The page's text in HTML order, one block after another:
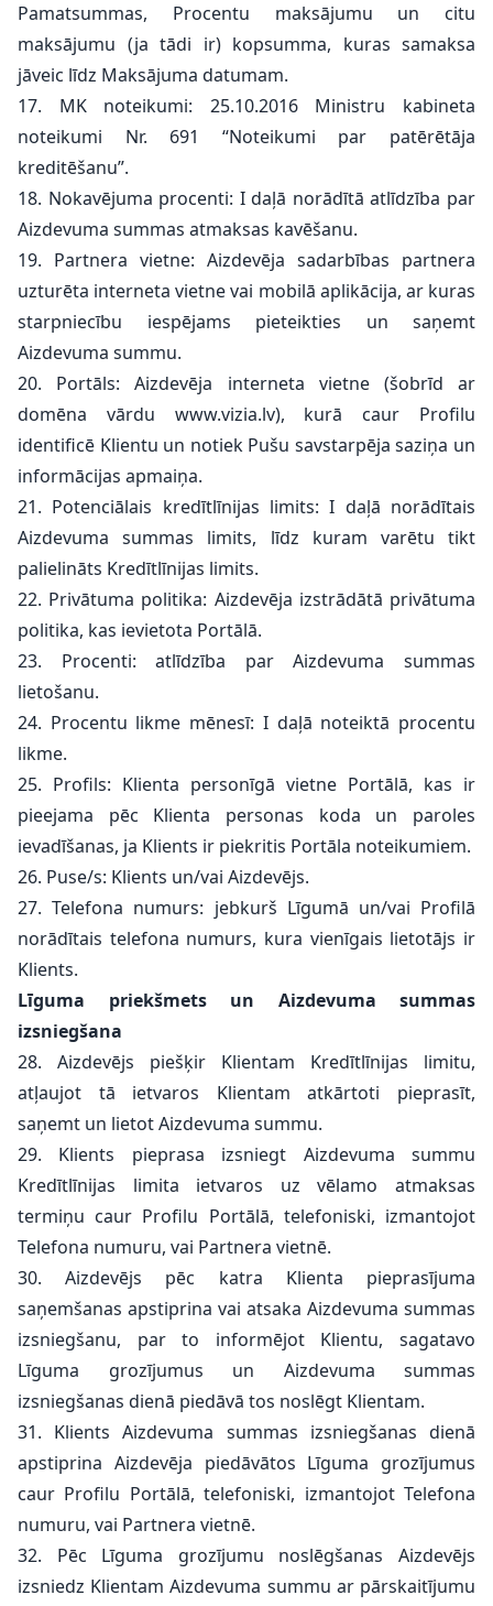
Pamatsummas, Procentu maksājumu un citu
maksājumu (ja tādi ir) kopsumma, kuras samaksa
jāveic līdz Maksājuma datumam.
17. MK noteikumi: 25.10.2016 Ministru kabineta
noteikumi Nr. 691 “Noteikumi par patērētāja
kreditēšanu”.
18. Nokavējuma procenti: I daļā norādītā atlīdzība par
Aizdevuma summas atmaksas kavēšanu.
19. Partnera vietne: Aizdevēja sadarbības partnera
uzturēta interneta vietne vai mobilā aplikācija, ar kuras
starpniecību iespējams pieteikties un saņemt
Aizdevuma summu.
20. Portāls: Aizdevēja interneta vietne (šobrīd ar
domēna vārdu www.vizia.lv), kurā caur Profilu
identificē Klientu un notiek Pušu savstarpēja saziņa un
informācijas apmaiņa.
21. Potenciālais kredītlīnijas limits: I daļā norādītais
Aizdevuma summas limits, līdz kuram varētu tikt
palielināts Kredītlīnijas limits.
22. Privātuma politika: Aizdevēja izstrādātā privātuma
politika, kas ievietota Portālā.
23. Procenti: atlīdzība par Aizdevuma summas
lietošanu.
24. Procentu likme mēnesī: I daļā noteiktā procentu
likme.
25. Profils: Klienta personīgā vietne Portālā, kas ir
pieejama pēc Klienta personas koda un paroles
ievadīšanas, ja Klients ir piekritis Portāla noteikumiem.
26. Puse/s: Klients un/vai Aizdevējs.
27. Telefona numurs: jebkurš Līgumā un/vai Profilā
norādītais telefona numurs, kura vienīgais lietotājs ir
Klients.
Līguma priekšmets un Aizdevuma summas
izsniegšana
28. Aizdevējs piešķir Klientam Kredītlīnijas limitu,
atļaujot tā ietvaros Klientam atkārtoti pieprasīt,
saņemt un lietot Aizdevuma summu.
29. Klients pieprasa izsniegt Aizdevuma summu
Kredītlīnijas limita ietvaros uz vēlamo atmaksas
termiņu caur Profilu Portālā, telefoniski, izmantojot
Telefona numuru, vai Partnera vietnē.
30. Aizdevējs pēc katra Klienta pieprasījuma
saņemšanas apstiprina vai atsaka Aizdevuma summas
izsniegšanu, par to informējot Klientu, sagatavo
Līguma grozījumus un Aizdevuma summas
izsniegšanas dienā piedāvā tos noslēgt Klientam.
31. Klients Aizdevuma summas izsniegšanas dienā
apstiprina Aizdevēja piedāvātos Līguma grozījumus
caur Profilu Portālā, telefoniski, izmantojot Telefona
numuru, vai Partnera vietnē.
32. Pēc Līguma grozījumu noslēgšanas Aizdevējs
izsniedz Klientam Aizdevuma summu ar pārskaitījumu